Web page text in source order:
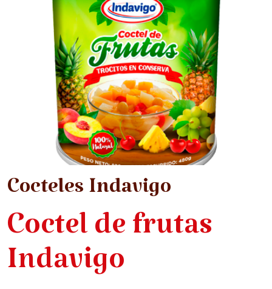
Cocteles Indavigo
Coctel de frutas
Indavigo